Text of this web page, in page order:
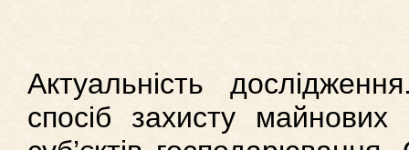
Актуальність
спосіб захисту майнових